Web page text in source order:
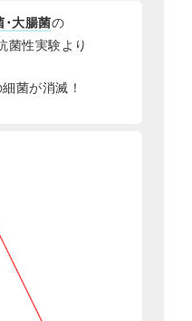
･大腸菌の
菌性実験より
細菌が消滅！